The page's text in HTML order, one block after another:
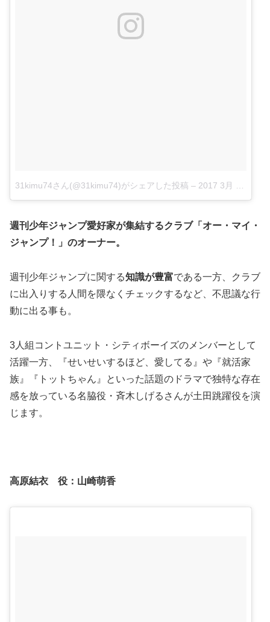
31kimu74さん(@31kimu74)がシェアした投稿 – 2017 3月 4 9:30午後 PST
週刊少年ジャンプ愛好家が集結するクラブ「オー・マイ・
ジャンプ！」のオーナー。
週刊少年ジャンプに関する知識が豊富である一方、クラブ
に出入りする人間を隈なくチェックするなど、不思議な行
動に出る事も。
3人組コントユニット・シティボーイズのメンバーとして
活躍一方、『せいせいするほど、愛してる』や『就活家
族』『トットちゃん』といった話題のドラマで独特な存在
感を放っている名脇役・斉木しげるさんが土田跳躍役を演
じます。
高原結衣 役： 山崎萌香